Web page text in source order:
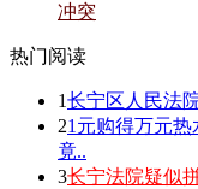
冲突
热门阅读
1长宁区人民法
21元购得万元热
竟..
3长宁法院疑似